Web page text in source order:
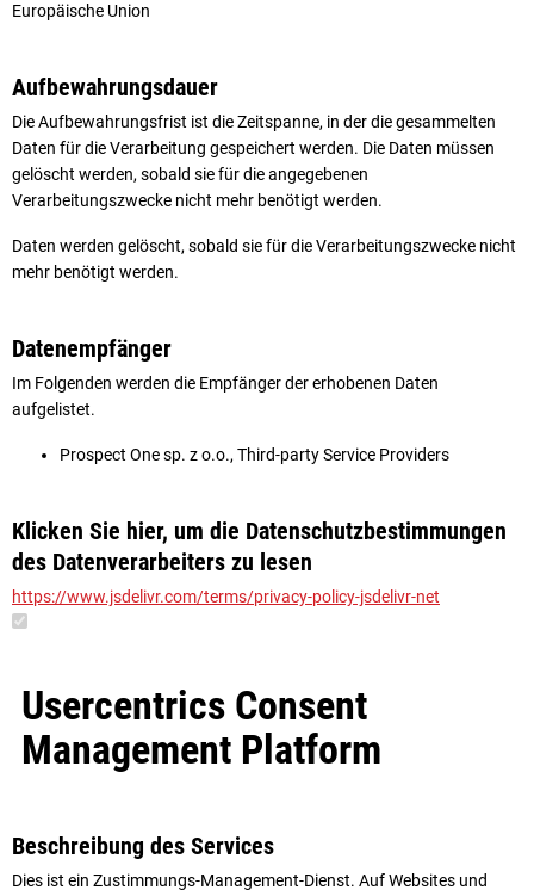
Europäische Union
Aufbewahrungsdauer
Die Aufbewahrungsfrist ist die Zeitspanne, in der die gesammelten
Daten für die Verarbeitung gespeichert werden. Die Daten müssen
gelöscht werden, sobald sie für die angegebenen
Verarbeitungszwecke nicht mehr benötigt werden.
Daten werden gelöscht, sobald sie für die Verarbeitungszwecke nicht
mehr benötigt werden.
Datenempfänger
Im Folgenden werden die Empfänger der erhobenen Daten
aufgelistet.
Prospect One sp. z o.o., Third-party Service Providers
Klicken Sie hier, um die Datenschutzbestimmungen
des Datenverarbeiters zu lesen
https://www.jsdelivr.com/terms/privacy-policy-jsdelivr-net
Usercentrics Consent
Management Platform
Beschreibung des Services
Dies ist ein Zustimmungs-Management-Dienst. Auf Websites und